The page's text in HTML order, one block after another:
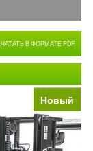
Новый
В ФОРМАТЕ PDF